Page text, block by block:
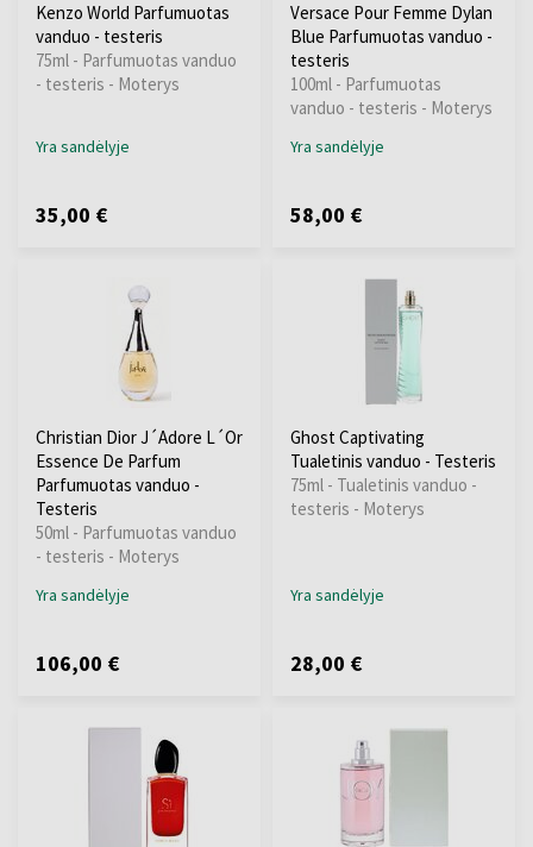
Kenzo World Parfumuotas
vanduo - testeris
75ml - Parfumuotas vanduo
- testeris - Moterys
Yra sandėlyje
35,00 €
Versace Pour Femme Dylan
Blue Parfumuotas vanduo -
testeris
100ml - Parfumuotas
vanduo - testeris - Moterys
Yra sandėlyje
58,00 €
Christian Dior J´Adore L´Or
Essence De Parfum
Parfumuotas vanduo -
Testeris
50ml - Parfumuotas vanduo
- testeris - Moterys
Yra sandėlyje
106,00 €
Ghost Captivating
Tualetinis vanduo - Testeris
75ml - Tualetinis vanduo -
testeris - Moterys
Yra sandėlyje
28,00 €